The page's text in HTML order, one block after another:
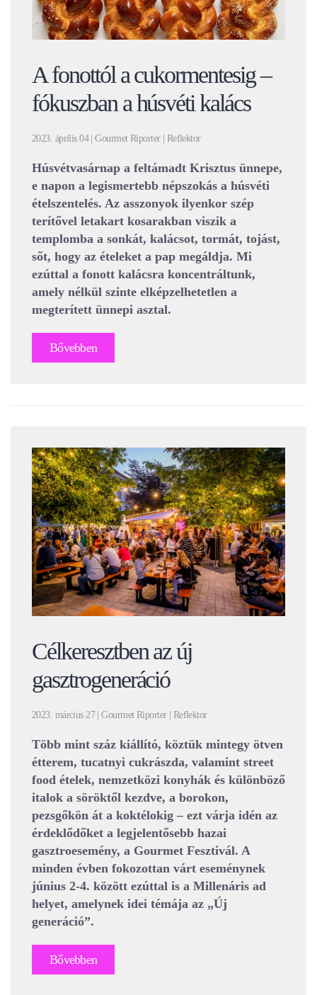
A fonottól a cukormentesig –
fókuszban a húsvéti kalács
2023. április 04 | Gourmet Riporter | Reflektor
Húsvétvasárnap a feltámadt Krisztus ünnepe,
e napon a legismertebb népszokás a húsvéti
ételszentelés. Az asszonyok ilyenkor szép
terítővel letakart kosarakban viszik a
templomba a sonkát, kalácsot, tormát, tojást,
sőt, hogy az ételeket a pap megáldja. Mi
ezúttal a fonott kalácsra koncentráltunk,
amely nélkül szinte elképzelhetetlen a
megterített ünnepi asztal.
Bővebben
Célkeresztben az új
gasztrogeneráció
2023. március 27 | Gourmet Riporter | Reflektor
Több mint száz kiállító, köztük mintegy ötven
étterem, tucatnyi cukrászda, valamint street
food ételek, nemzetközi konyhák és különböző
italok a söröktől kezdve, a borokon,
pezsgőkön át a koktélokig – ezt várja idén az
érdeklődőket a legjelentősebb hazai
gasztroesemény, a Gourmet Fesztivál. A
minden évben fokozottan várt eseménynek
június 2-4. között ezúttal is a Millenáris ad
helyet, amelynek idei témája az „Új
generáció”.
Bővebben